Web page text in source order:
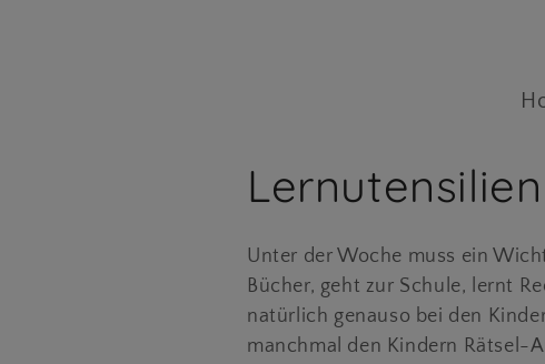
K
a
t
Lernutensilien
Unter der Woche muss ein
Bücher, geht zur Schule, lernt
natürlich genauso bei den
manchmal den Kindern Rätsel-